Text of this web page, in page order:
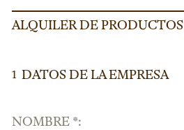
ALQUILER DE PRODUCTOS
1 DATOS DE LA EMPRESA
NOMBRE *: